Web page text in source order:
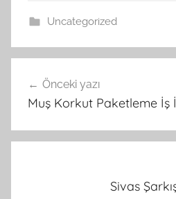
Uncategorized
gezinmesi
Önceki yazı
Muş Korkut Paketleme İş
Sivas